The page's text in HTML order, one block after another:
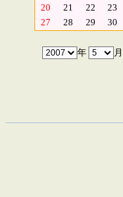
20
21 22 23
27
28 29 30
年 月